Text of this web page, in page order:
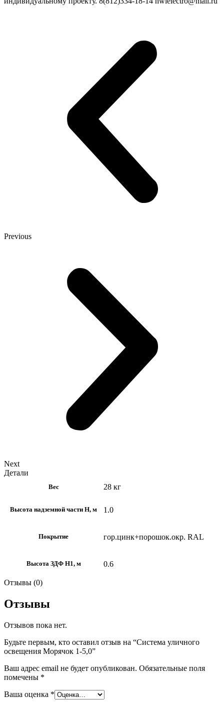
Previous
Next
Детали
Вес 28 кг
Высота надземной части H, м 1.0
Покрытие гор.цинк+порошок.окр. RAL
Высота ЗДФ Н1, м 0.6
Отзывы (0)
Отзывы
Отзывов пока нет.
Будьте первым, кто оставил отзыв на “Система уличного
освещения Морячок 1-5,0”
Ваш адрес email не будет опубликован. Обязательные поля
помечены *
Ваша оценка *